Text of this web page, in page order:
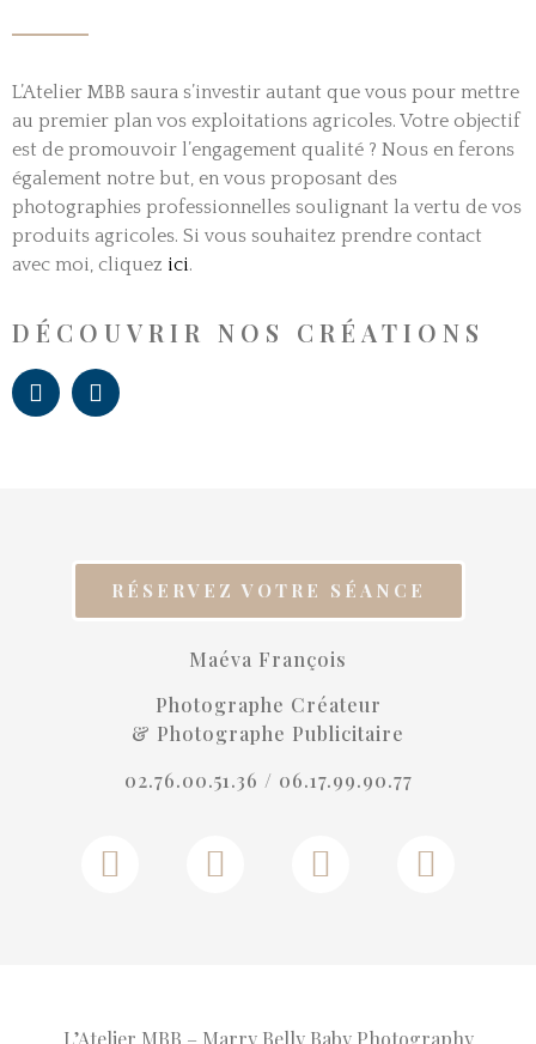
L’Atelier MBB saura s’investir autant que vous pour mettre
au premier plan vos exploitations agricoles. Votre objectif
est de promouvoir l’engagement qualité ? Nous en ferons
également notre but, en vous proposant des
photographies professionnelles soulignant la vertu de vos
produits agricoles. Si vous souhaitez prendre contact
avec moi, cliquez ici.
DÉCOUVRIR NOS CRÉATIONS
RÉSERVEZ VOTRE SÉANCE
Maéva François
Photographe Créateur
& Photographe Publicitaire
02.76.00.51.36 / 06.17.99.90.77
L’Atelier MBB – Marry Belly Baby Photography